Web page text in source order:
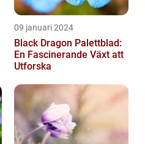
09 januari 2024
Black Dragon Palettblad:
En Fascinerande Växt att
Utforska